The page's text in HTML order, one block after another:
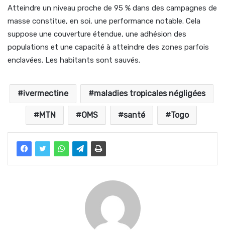
Atteindre un niveau proche de 95 % dans des campagnes de
masse constitue, en soi, une performance notable. Cela
suppose une couverture étendue, une adhésion des
populations et une capacité à atteindre des zones parfois
enclavées. Les habitants sont sauvés.
ivermectine maladies tropicales négligées
MTN OMS santé Togo